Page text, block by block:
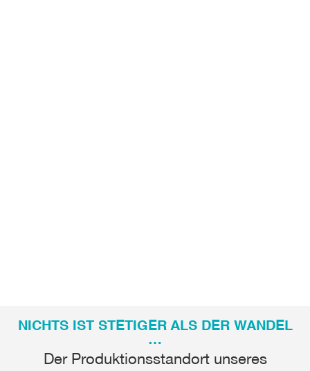
NICHTS IST STETIGER ALS DER WANDEL
…
Der Produktionsstandort unseres